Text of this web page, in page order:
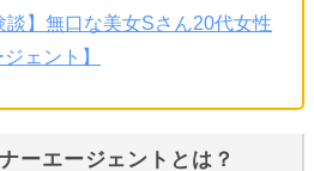
談】無口な美女Sさん20代女性
ェント】
ーエージェントとは？